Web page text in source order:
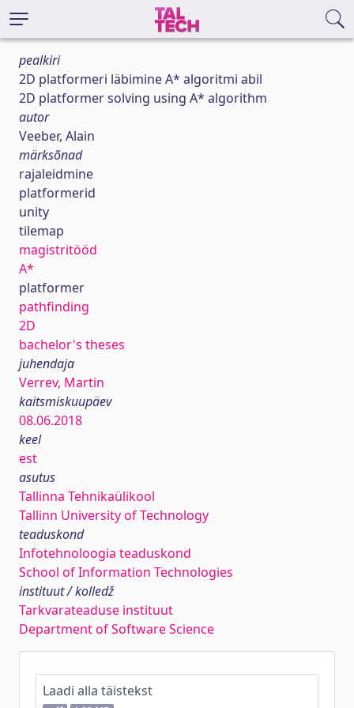
pealkiri
2D platformeri läbimine A* algoritmi abil
2D platformer solving using A* algorithm
autor
Veeber, Alain
märksõnad
rajaleidmine
platformerid
unity
tilemap
magistritööd
A*
platformer
pathfinding
2D
bachelor's theses
juhendaja
Verrev, Martin
kaitsmiskuupäev
08.06.2018
keel
est
asutus
Tallinna Tehnikaülikool
Tallinn University of Technology
teaduskond
Infotehnoloogia teaduskond
School of Information Technologies
instituut / kolledž
Tarkvarateaduse instituut
Department of Software Science
Laadi alla täistekst